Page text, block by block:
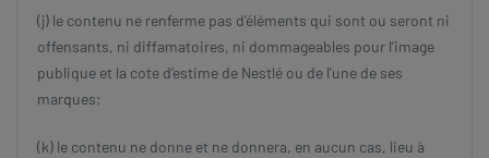
(j) le contenu ne renferme pas d’éléments qui sont ou seront ni
offensants, ni diffamatoires, ni dommageables pour l’image
publique et la cote d’estime de Nestlé ou de l’une de ses
marques;
(k) le contenu ne donne et ne donnera, en aucun cas, lieu à